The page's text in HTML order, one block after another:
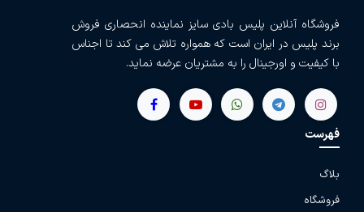
فروشگاه آنلاین پلیس بادی سایز نماینده انحصاری فروش
برند پلیس در ایران است که همواره تلاش می کند تا اجناس
با کیفیت و اورجینال را به مشتریان عرضه نماید.
فهرست
بلاگ
فروشگاه